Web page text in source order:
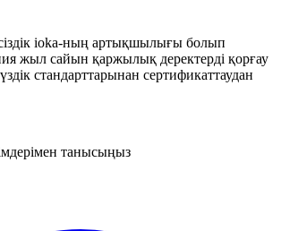
ioka-ның артықшылығы болып
жыл сайын қаржылық деректерді қорғау
стандарттарынан сертификаттаудан
танысыңыз